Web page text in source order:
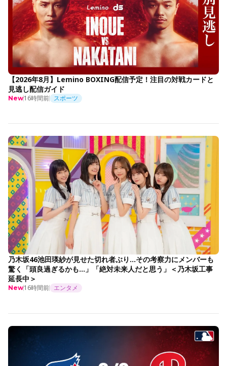
【2026年8月】Lemino BOXING配信予定！注目の対戦カードと
見逃し配信ガイド
New16時間前 スポーツ
乃木坂46池田瑛紗が見せた切れ者ぶり…その考察力にメンバーも
驚く「頭良過ぎるかも…」「絶対未来人だと思う」＜乃木坂工事
延長中＞
New16時間前 エンタメ